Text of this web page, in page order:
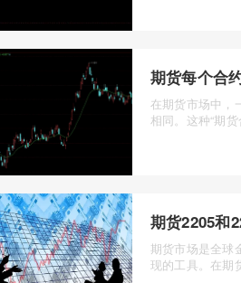
期货每个合
在期货市场中，
相同。这种“期
期货2205和
期货市场是全球
现的工具。在期